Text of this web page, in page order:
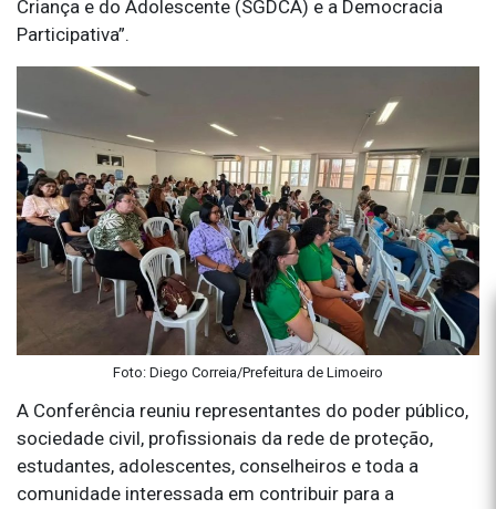
Criança e do Adolescente (SGDCA) e a Democracia
Participativa”.
Foto: Diego Correia/Prefeitura de Limoeiro
A Conferência reuniu representantes do poder público,
sociedade civil, profissionais da rede de proteção,
estudantes, adolescentes, conselheiros e toda a
comunidade interessada em contribuir para a